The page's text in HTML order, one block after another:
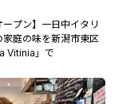
ープン】一日中イタリ
家庭の味を新潟市東区
Vitinia」で